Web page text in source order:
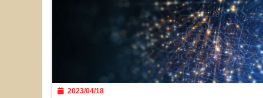
2023/04/18